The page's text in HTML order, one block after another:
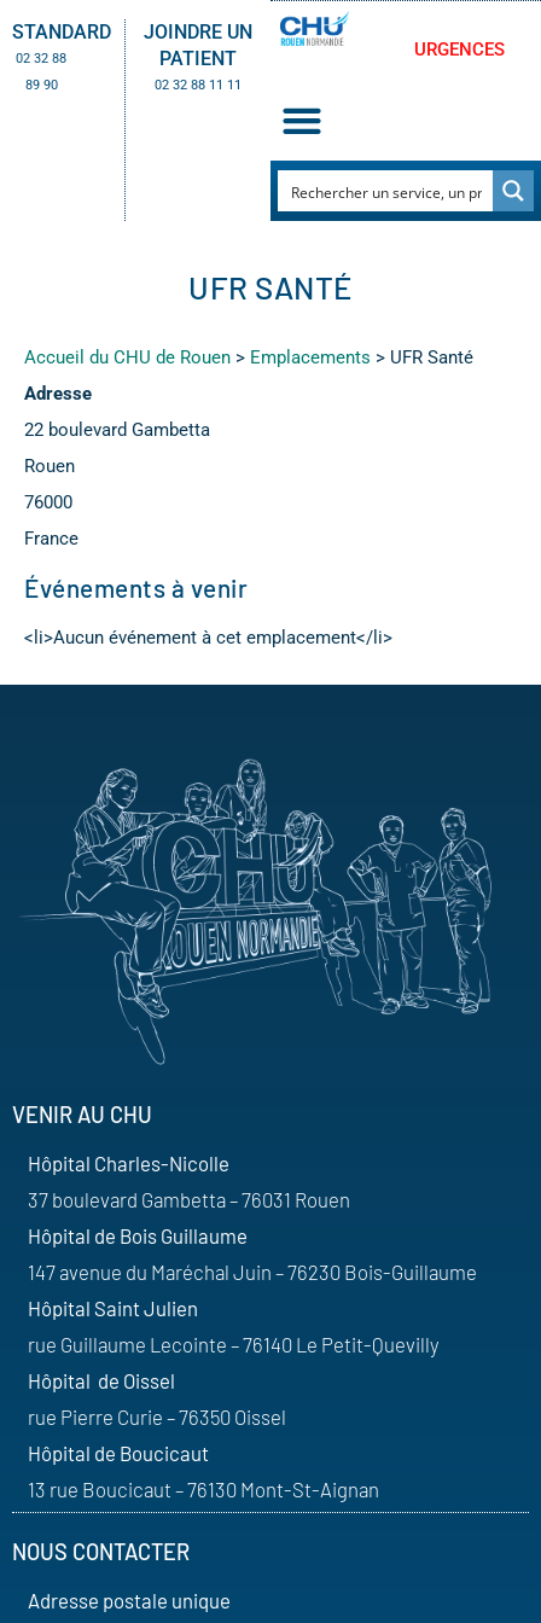
STANDARD
02 32 88
89 90
JOINDRE UN
PATIENT
02 32 88 11 11
URGENCES
UFR SANTÉ
Accueil du CHU de Rouen > Emplacements > UFR Santé
Adresse
22 boulevard Gambetta
Rouen
76000
France
Événements à venir
<li>Aucun événement à cet emplacement</li>
VENIR AU CHU
Hôpital Charles-Nicolle
37 boulevard Gambetta – 76031 Rouen
Hôpital de Bois Guillaume
147 avenue du Maréchal Juin – 76230 Bois-Guillaume
Hôpital Saint Julien
rue Guillaume Lecointe – 76140 Le Petit-Quevilly
Hôpital de Oissel
rue Pierre Curie – 76350 Oissel
Hôpital de Boucicaut
13 rue Boucicaut – 76130 Mont-St-Aignan
NOUS CONTACTER
Adresse postale unique